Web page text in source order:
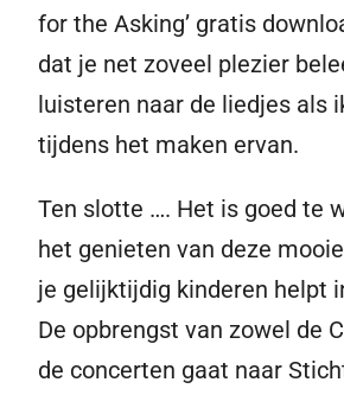
for the Asking’ gratis
dat je net zoveel plezier
luisteren naar de liedjes als
tijdens het maken ervan.
Ten slotte …. Het is goed te
het genieten van deze
je gelijktijdig kinderen helpt
De opbrengst van zowel de
de concerten gaat naar